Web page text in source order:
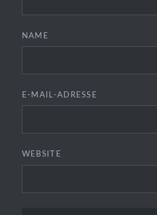
NAME
E-MAIL-ADRESSE
WEBSITE